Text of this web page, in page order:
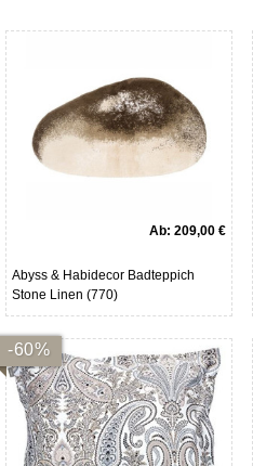
Ab: 209,00 €
Abyss & Habidecor Badteppich
Stone Linen (770)
-60%